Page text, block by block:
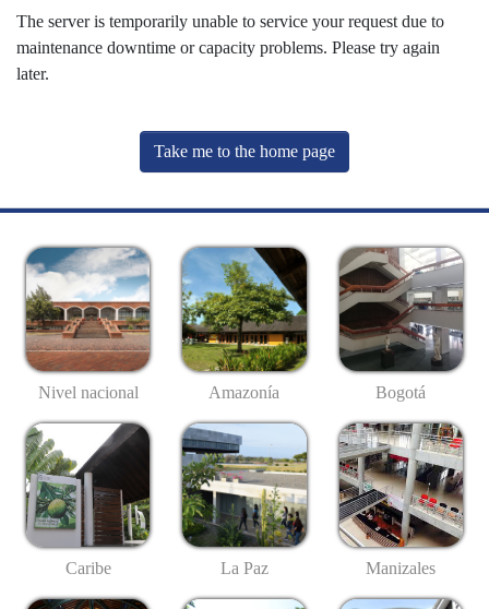
The server is temporarily unable to service your request due to
maintenance downtime or capacity problems. Please try again
later.
Take me to the home page
Nivel nacional Amazonía Bogotá
Caribe La Paz Manizales